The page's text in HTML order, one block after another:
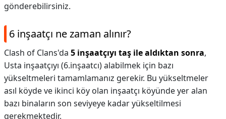
gönderebilirsiniz.
6 inşaatçı ne zaman alınır?
Clash of Clans'da 5 inşaatçıyı taş ile aldıktan sonra,
Usta inşaatçıyı (6.inşaatcı) alabilmek için bazı
yükseltmeleri tamamlamanız gerekir. Bu yükseltmeler
asıl köyde ve ikinci köy olan inşaatçı köyünde yer alan
bazı binaların son seviyeye kadar yükseltilmesi
gerekmektedir.